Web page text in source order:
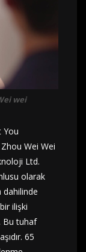
wei
You
Zhou Wei Wei
Ltd.
olarak
dahilinde
ilişki
Bu tuhaf
65